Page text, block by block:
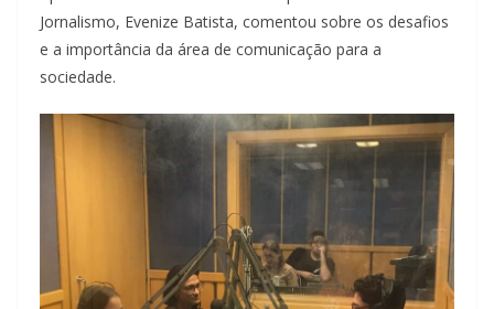
Jornalismo, Evenize Batista, comentou sobre os desafios
e a importância da área de comunicação para a
sociedade.